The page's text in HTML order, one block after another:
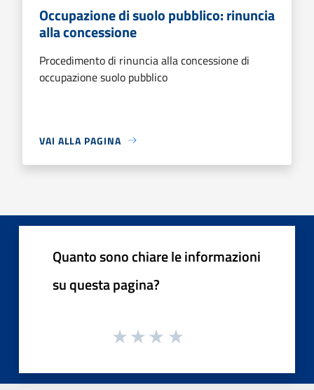
Occupazione di suolo pubblico: rinuncia
alla concessione
Procedimento di rinuncia alla concessione di
occupazione suolo pubblico
VAI ALLA PAGINA
Quanto sono chiare le informazioni
su questa pagina?